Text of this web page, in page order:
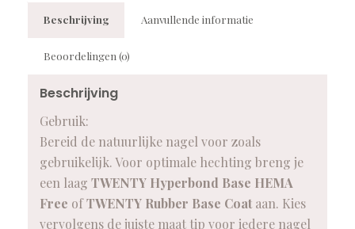
Beschrijving Aanvullende informatie
Beoordelingen (0)
Beschrijving
Gebruik:
Bereid de natuurlijke nagel voor zoals
gebruikelijk. Voor optimale hechting breng je
een laag TWENTY Hyperbond Base HEMA
Free ofTWENTY Rubber Base Coataan. Kies
vervolgens de juiste maat tip voor iedere nagel